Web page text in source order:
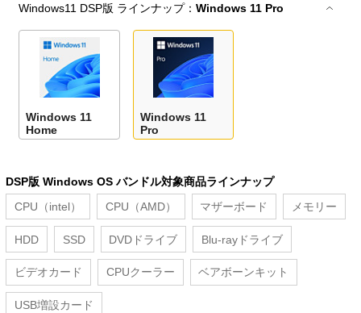
Windows11 DSP版 ラインナップ：Windows 11 Pro
Windows 11
Home
Windows 11
Pro
DSP版 Windows OS バンドル対象商品ラインナップ
CPU（intel）
CPU（AMD） マザーボード メモリー
HDD SSD DVDドライブ Blu-rayドライブ
ビデオカード CPUクーラー ベアボーンキット
USB増設カード